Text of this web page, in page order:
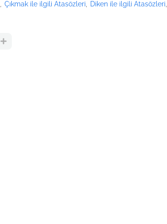
Çıkmak ile ilgili Atasözleri
Diken ile ilgili Atasözleri